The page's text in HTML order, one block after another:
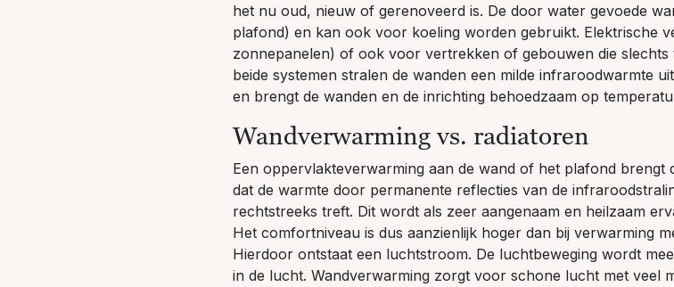
het nu oud, nieuw of gerenoveerd is. De door water gevoede
plafond) en kan ook voor koeling worden gebruikt. Elektrische
zonnepanelen) of ook voor vertrekken of gebouwen die
beide systemen stralen de wanden een milde infraroodwarmte
en brengt de wanden en de inrichting behoedzaam op
Wandverwarming vs. radiatoren
Een oppervlakteverwarming aan de wand of het plafond
dat de warmte door permanente reflecties van de
rechtstreeks treft. Dit wordt als zeer aangenaam en heilzaam
Het comfortniveau is dus aanzienlijk hoger dan bij verwarming
Hierdoor ontstaat een luchtstroom. De luchtbeweging wordt
in de lucht. Wandverwarming zorgt voor schone lucht met veel